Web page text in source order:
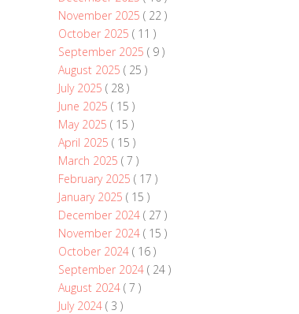
November 2025 ( 22 )
October 2025 ( 11 )
September 2025 ( 9 )
August 2025 ( 25 )
July 2025 ( 28 )
June 2025 ( 15 )
May 2025 ( 15 )
April 2025 ( 15 )
March 2025 ( 7 )
February 2025 ( 17 )
January 2025 ( 15 )
December 2024 ( 27 )
November 2024 ( 15 )
October 2024 ( 16 )
September 2024 ( 24 )
August 2024 ( 7 )
July 2024 ( 3 )